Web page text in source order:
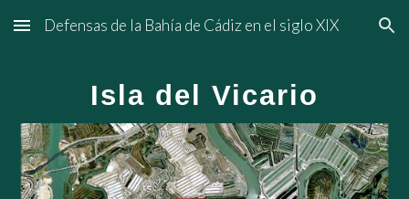
Skip to main content Skip to navigation
Defensas de la Bahía de Cádiz en el siglo XIX
Isla del Vicario